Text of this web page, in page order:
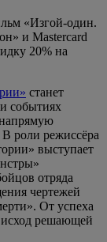
«Изгой-один.
и Mastercard
20% на
станет
событиях
В роли режиссёра
выступает
отряда
чертежей
От успеха
исход решающей